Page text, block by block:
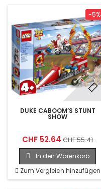
DUKE CABOOM’S STUNT
SHOW
CHF 52.64 CHF 55.41
-5%
In den Warenkorb
Zum Vergleich hinzufügen